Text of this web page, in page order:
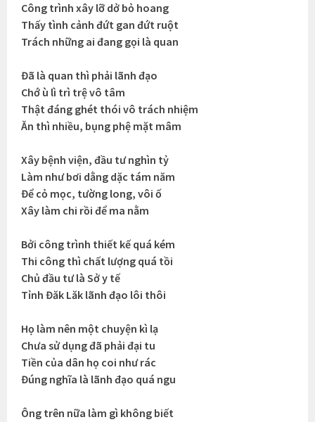
Công trình xây lỡ dở bỏ hoang
Thấy tình cảnh đứt gan đứt ruột
Trách những ai đang gọi là quan
Đã là quan thì phải lãnh đạo
Chớ ù lì trì trệ vô tâm
Thật đáng ghét thói vô trách nhiệm
Ăn thì nhiều, bụng phệ mặt mâm
Xây bệnh viện, đầu tư nghìn tỷ
Làm như bơi dằng dặc tám năm
Để cỏ mọc, tường long, vôi ố
Xây làm chi rồi để ma nằm
Bởi công trình thiết kế quá kém
Thi công thì chất lượng quá tồi
Chủ đầu tư là Sở y tế
Tỉnh Đăk Lăk lãnh đạo lôi thôi
Họ làm nên một chuyện kì lạ
Chưa sử dụng đã phải đại tu
Tiền của dân họ coi như rác
Đúng nghĩa là lãnh đạo quá ngu
Ông trên nữa làm gì không biết